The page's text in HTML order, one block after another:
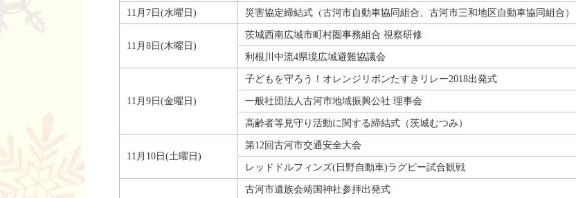
11月7日(水曜日)
災害協定締結式（古河市自動車協同組合、古河市三和地区自動車協同組合）
11月8日(木曜日)
茨城西南広域市町村圏事務組合 視察研修
利根川中流4県境広域避難協議会
11月9日(金曜日)
子どもを守ろう！オレンジリボンたすきリレー2018出発式
一般社団法人古河市地域振興公社 理事会
高齢者等見守り活動に関する締結式（茨城むつみ）
11月10日(土曜日)
第12回古河市交通安全大会
レッドドルフィンズ(日野自動車)ラグビー試合観戦
古河市遺族会靖国神社参拝出発式